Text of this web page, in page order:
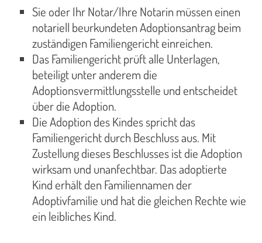
Sie oder Ihr Notar/Ihre Notarin müssen einen
notariell beurkundeten Adoptionsantrag beim
zuständigen Familiengericht einreichen.
Das Familiengericht prüft alle Unterlagen,
beteiligt unter anderem die
Adoptionsvermittlungsstelle und entscheidet
über die Adoption.
Die Adoption des Kindes spricht das
Familiengericht durch Beschluss aus. Mit
Zustellung dieses Beschlusses ist die Adoption
wirksam und unanfechtbar. Das adoptierte
Kind erhält den Familiennamen der
Adoptivfamilie und hat die gleichen Rechte wie
ein leibliches Kind.